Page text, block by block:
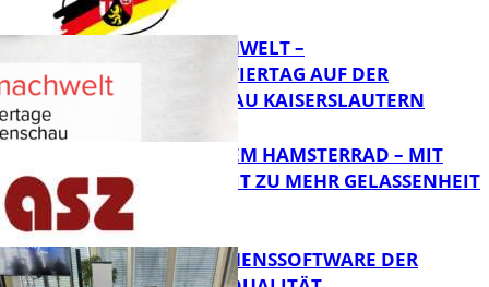
Bildung
Bildung
MI(N)TMACHWELT –
EXPERIMENTIERTAG AUF DER
GARTENSCHAU KAISERSLAUTERN
RAUS AUS DEM HAMSTERRAD – MIT
ACHTSAMKEIT ZU MEHR GELASSENHEIT
UNTERNEHMENSSOFTWARE DER